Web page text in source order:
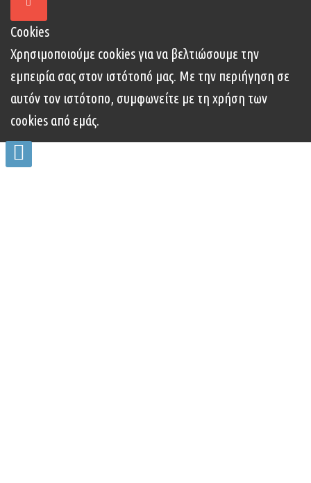
Cookies
Χρησιμοποιούμε cookies για να βελτιώσουμε την
εμπειρία σας στον ιστότοπό μας. Με την περιήγηση σε
αυτόν τον ιστότοπο, συμφωνείτε με τη χρήση των
cookies από εμάς.